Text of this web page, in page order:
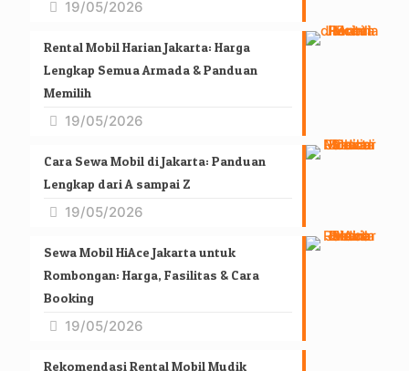
19/05/2026
Rental Mobil Harian Jakarta: Harga
Lengkap Semua Armada & Panduan
Memilih
19/05/2026
Cara Sewa Mobil di Jakarta: Panduan
Lengkap dari A sampai Z
19/05/2026
Sewa Mobil HiAce Jakarta untuk
Rombongan: Harga, Fasilitas & Cara
Booking
19/05/2026
Rekomendasi Rental Mobil Mudik